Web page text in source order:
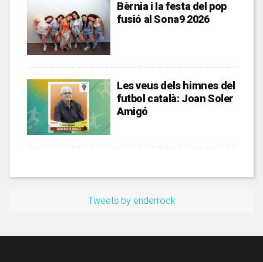
Bèrnia i la festa del pop
fusió al Sona9 2026
Les veus dels himnes del
futbol català: Joan Soler
Amigó
Tweets by enderrock